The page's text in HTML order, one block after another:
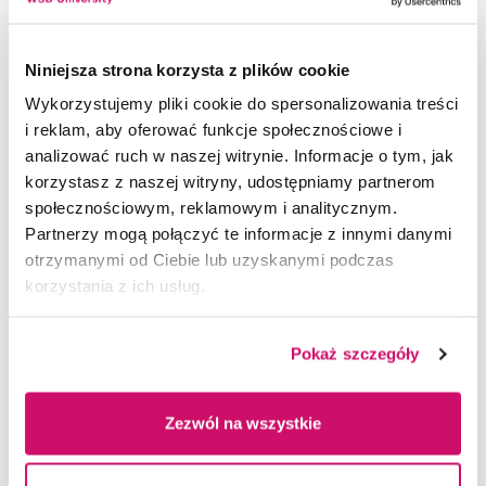
Niniejsza strona korzysta z plików cookie
Wykorzystujemy pliki cookie do spersonalizowania treści
i reklam, aby oferować funkcje społecznościowe i
analizować ruch w naszej witrynie. Informacje o tym, jak
korzystasz z naszej witryny, udostępniamy partnerom
społecznościowym, reklamowym i analitycznym.
Partnerzy mogą połączyć te informacje z innymi danymi
otrzymanymi od Ciebie lub uzyskanymi podczas
korzystania z ich usług.
Pokaż szczegóły
Zezwól na wszystkie
raz w miesiącu i są prowadzone przez uznane
Funkcję Kierownika Seminarium Doktorskiego
sprawuje prof. dr hab. Mirosława Nowak-
Dziemianowicz. Tych z Państwa, którzy chcieliby
w przyszłości spełniać się zawodowo jako
naukowcy, nauczyciele akademiccy oraz wysokiej
klasy eksperci, członkowie kadry kierowniczej
instytucji edukacyjnych, oświatowych,
wychowawczych, administracji publicznej,
serdecznie zachęcamy do udziału w Seminarium
Doktorskim Akademii WSB.
Zgodnie z Art. 186. Ustawy Prawo
o szkolnictwie wyższym i nauce z dnia 20
REKRUTACJA NA SEMINARIUM DOKTORSKIE